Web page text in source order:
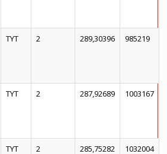
TYT 2 289,30396 985219
TYT 2 287,92689 1003167
TYT 2 285,75282 1032004